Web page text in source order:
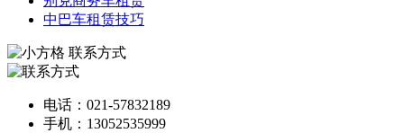
中巴车租赁技巧
联系方式
电话：021-57832189
手机：13052535999